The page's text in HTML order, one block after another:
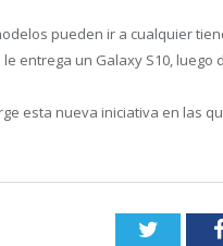
pueden ir a cualquier
entrega un Galaxy S10,
esta nueva iniciativa en las
Twitter